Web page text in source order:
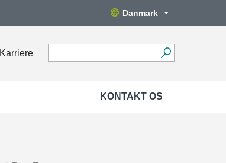
Danmark
Karriere
KONTAKT OS